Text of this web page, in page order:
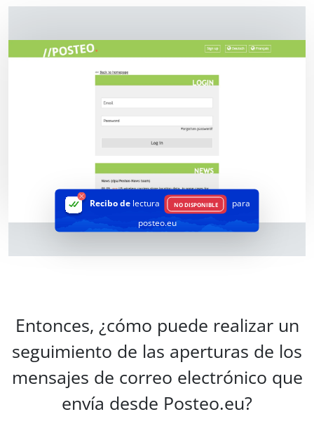
Recibo delectura NO DISPONIBLE
para
posteo.eu
Entonces, ¿cómo puede realizar un
seguimiento de las aperturas de los
mensajes de correo electrónico que
envía desde Posteo.eu?